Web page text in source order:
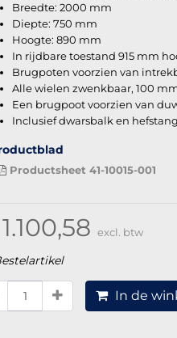
Breedte: 2000 mm
Diepte: 750 mm
Hoogte: 890 mm
In rijdbare toestand 915 mm
Brugpoten voorzien van
Alle wielen zwenkbaar, 100
Een brugpoot voorzien van
Inclusief dwarsbalk en hefstang
Productsheet 41-10015-001
excl. btw
In de